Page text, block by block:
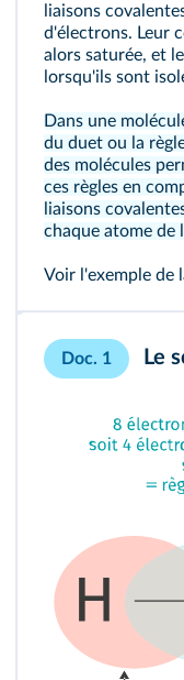
liaisons
d'électrons. Leur
alors saturée, et
lorsqu'ils sont
Dans une
du duet ou la
des molécules
ces règles en
liaisons
chaque atome de
Voir l'exemple de
Doc. 1 Le